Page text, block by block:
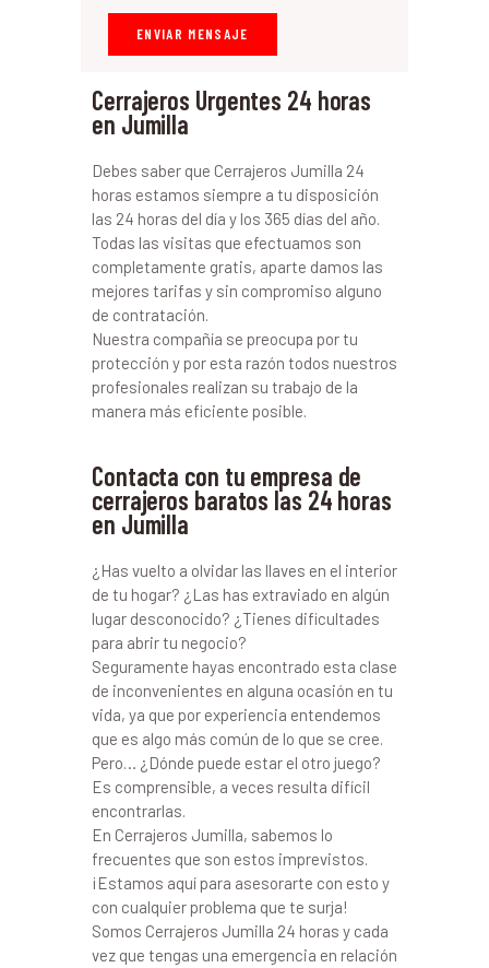
Cerrajeros Urgentes 24 horas
en Jumilla
Debes saber que Cerrajeros Jumilla 24
horas estamos siempre a tu disposición
las 24 horas del día y los 365 días del año.
Todas las visitas que efectuamos son
completamente gratis, aparte damos las
mejores tarifas y sin compromiso alguno
de contratación.
Nuestra compañía se preocupa por tu
protección y por esta razón todos nuestros
profesionales realizan su trabajo de la
manera más eficiente posible.
Contacta con tu empresa de
cerrajeros baratos las 24 horas
en Jumilla
¿Has vuelto a olvidar las llaves en el interior
de tu hogar? ¿Las has extraviado en algún
lugar desconocido? ¿Tienes dificultades
para abrir tu negocio?
Seguramente hayas encontrado esta clase
de inconvenientes en alguna ocasión en tu
vida, ya que por experiencia entendemos
que es algo más común de lo que se cree.
Pero… ¿Dónde puede estar el otro juego?
Es comprensible, a veces resulta difícil
encontrarlas.
En Cerrajeros Jumilla, sabemos lo
frecuentes que son estos imprevistos.
¡Estamos aquí para asesorarte con esto y
con cualquier problema que te surja!
Somos Cerrajeros Jumilla 24 horas y cada
vez que tengas una emergencia en relación